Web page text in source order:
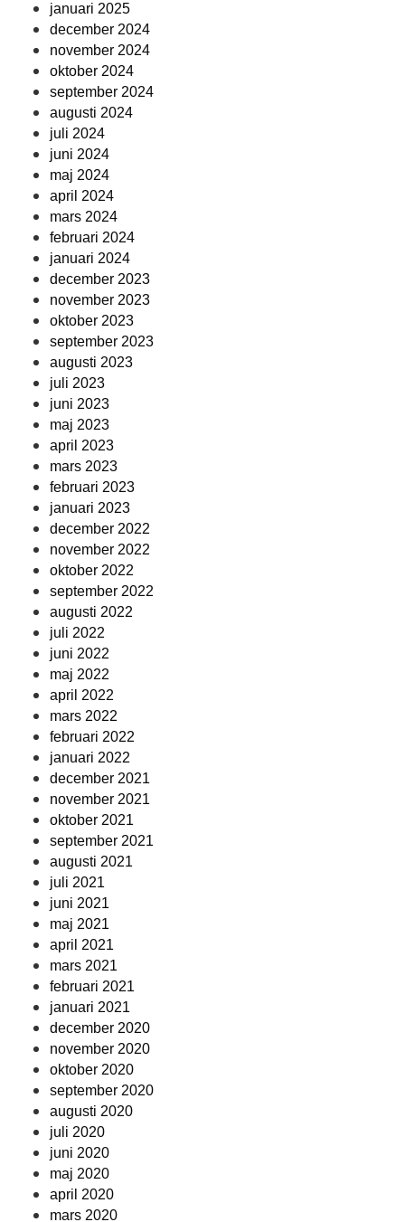
januari 2025
december 2024
november 2024
oktober 2024
september 2024
augusti 2024
juli 2024
juni 2024
maj 2024
april 2024
mars 2024
februari 2024
januari 2024
december 2023
november 2023
oktober 2023
september 2023
augusti 2023
juli 2023
juni 2023
maj 2023
april 2023
mars 2023
februari 2023
januari 2023
december 2022
november 2022
oktober 2022
september 2022
augusti 2022
juli 2022
juni 2022
maj 2022
april 2022
mars 2022
februari 2022
januari 2022
december 2021
november 2021
oktober 2021
september 2021
augusti 2021
juli 2021
juni 2021
maj 2021
april 2021
mars 2021
februari 2021
januari 2021
december 2020
november 2020
oktober 2020
september 2020
augusti 2020
juli 2020
juni 2020
maj 2020
april 2020
mars 2020